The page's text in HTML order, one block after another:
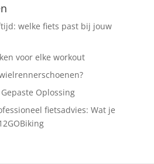
welke fiets past bij jouw
voor elke workout
Oplossing
fietsadvies: Wat je